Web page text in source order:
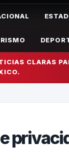
CLARAS